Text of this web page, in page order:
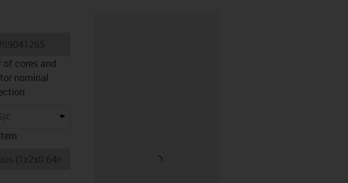
icon-lieferzeit
of cores and
nominal